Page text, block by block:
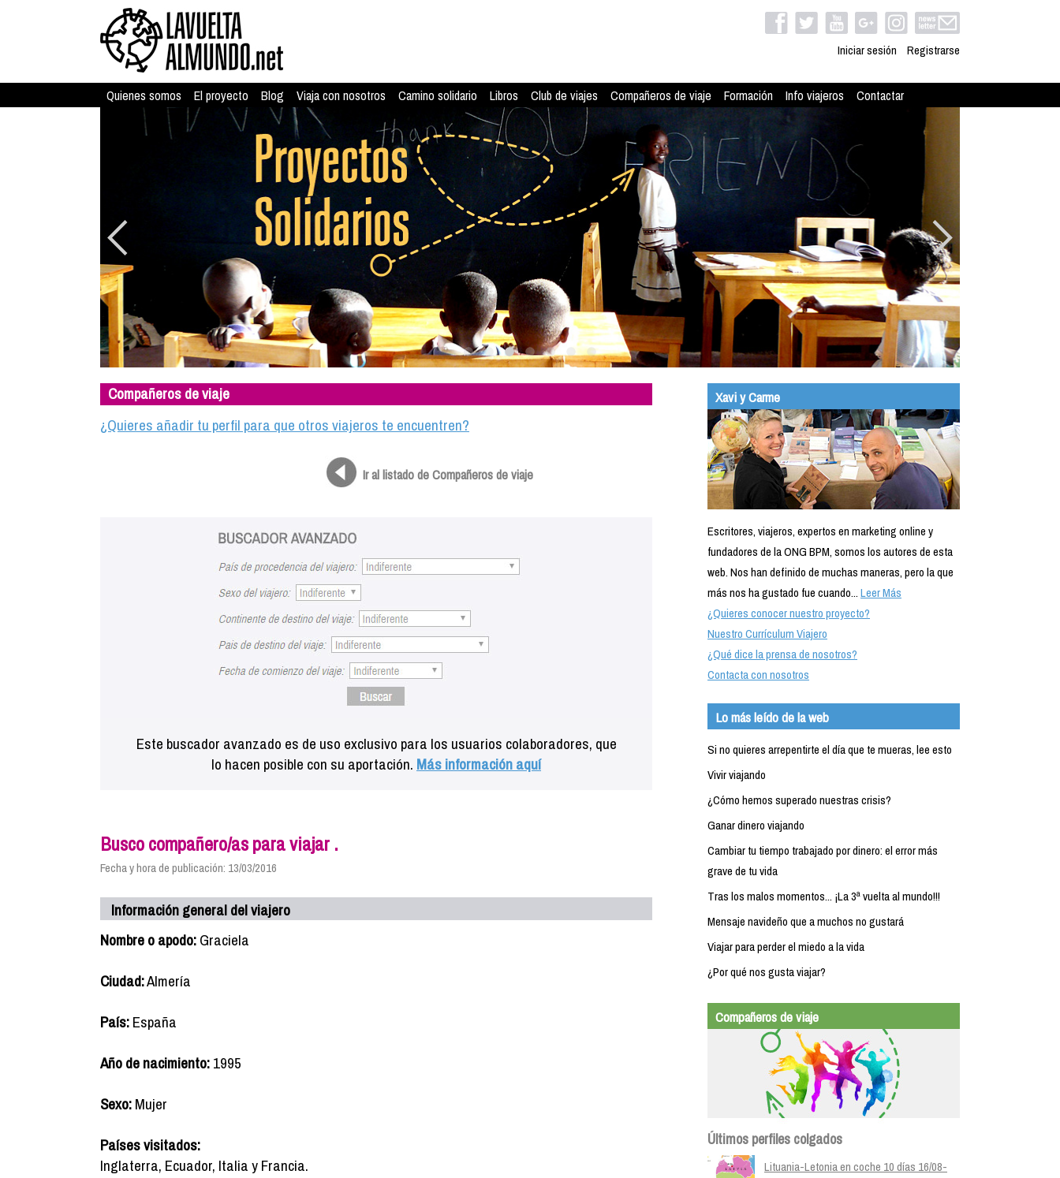
Iniciar sesión Registrarse
Quienes somos El proyecto Blog Viaja con nosotros Camino solidario Libros Club de viajes Compañeros de viaje Formación Info viajeros Contactar
Compañeros de viaje
¿Quieres añadir tu perfil para que otros viajeros te encuentren?
Ir al listado de Compañeros de viaje
Este buscador avanzado es de uso exclusivo para los usuarios colaboradores, que
lo hacen posible con su aportación. Más información aquí
Busco compañero/as para viajar .
Fecha y hora de publicación: 13/03/2016
Información general del viajero
Nombre o apodo:Graciela
Ciudad:Almería
País:España
Año de nacimiento:1995
Sexo:Mujer
Países visitados:
Inglaterra, Ecuador, Italia y Francia.
Xavi y Carme
Escritores, viajeros, expertos en marketing online y
fundadores de la ONG BPM, somos los autores de esta
web. Nos han definido de muchas maneras, pero la que
más nos ha gustado fue cuando...Leer Más
¿Quieres conocer nuestro proyecto?
Nuestro Currículum Viajero
¿Qué dice la prensa de nosotros?
Contacta con nosotros
Lo más leído de la web
Si no quieres arrepentirte el día que te mueras, lee esto
Vivir viajando
¿Cómo hemos superado nuestras crisis?
Ganar dinero viajando
Cambiar tu tiempo trabajado por dinero: el error más
grave de tu vida
Tras los malos momentos... ¡La 3ª vuelta al mundo!!!
Mensaje navideño que a muchos no gustará
Viajar para perder el miedo a la vida
¿Por qué nos gusta viajar?
Compañeros de viaje
Últimos perfiles colgados
Lituania-Letonia en coche 10 días 16/08-